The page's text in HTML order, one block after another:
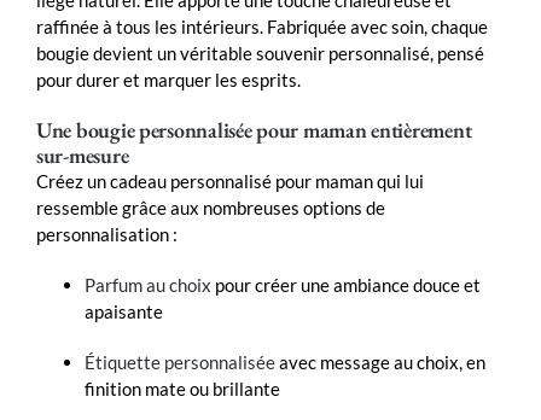
raffinée à tous les intérieurs. Fabriquée avec soin, chaque
bougie devient un véritable souvenir personnalisé, pensé
pour durer et marquer les esprits.
Une bougie personnalisée pour maman entièrement
sur-mesure
Créez un cadeau personnalisé pour maman qui lui
ressemble grâce aux nombreuses options de
personnalisation :
Parfum au choix pour créer une ambiance douce et
apaisante
Étiquette personnaliséeavec message au choix, en
finition mate ou brillante